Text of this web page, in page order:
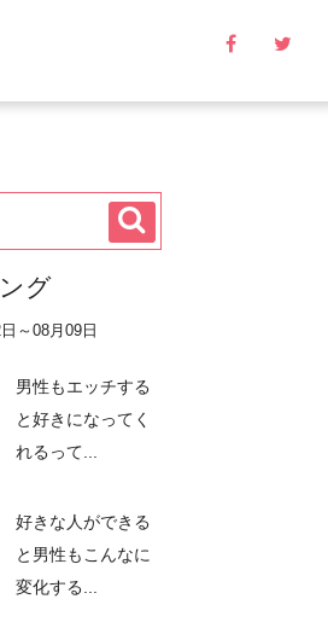
グ
～08月09日
男性もエッチする
と好きになってく
れるって...
好きな人ができる
と男性もこんなに
変化する...